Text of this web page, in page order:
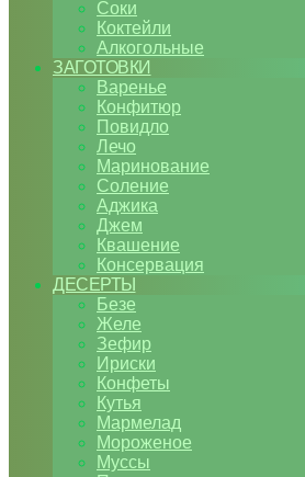
Соки
Коктейли
Алкогольные
ЗАГОТОВКИ
Варенье
Конфитюр
Повидло
Лечо
Маринование
Соление
Аджика
Джем
Квашение
Консервация
ДЕСЕРТЫ
Безе
Желе
Зефир
Ириски
Конфеты
Кутья
Мармелад
Мороженое
Муссы